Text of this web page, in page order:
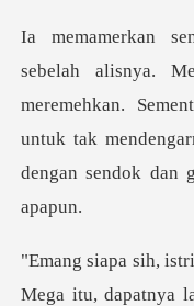
meremehkan.
untuk tak
itu, dapatnya